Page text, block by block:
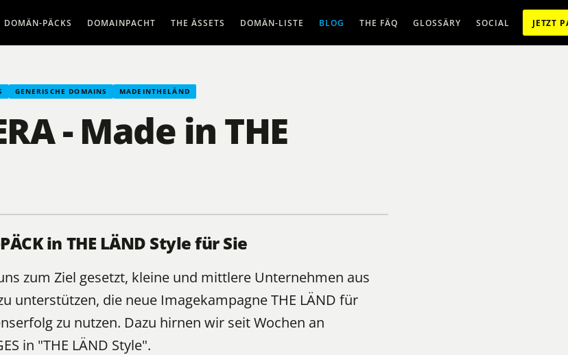
DOMÄN-PÄCKS DOMAINPACHT THE ÄSSETS DOMÄN-LISTE BLOG THE FÄQ GLOSSÄRY SOCIAL JETZT
GENERISCHE DOMAINS MADEINTHELÄND
- Made in THE
in THE LÄND Style für Sie
zum Ziel gesetzt, kleine und mittlere Unternehmen aus
unterstützen, die neue Imagekampagne THE LÄND für
zu nutzen. Dazu hirnen wir seit Wochen an
in "THE LÄND Style".